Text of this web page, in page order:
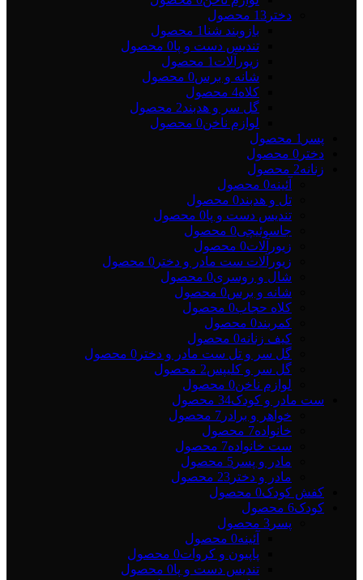
دختر 13 محصول
بازوبند شنا 1 محصول
تندیس دست و پا0 محصول
زیورآلات 1 محصول
شانه و برس0 محصول
کلاه4 محصول
گل سر و هدبند2 محصول
لوازم ناخن0 محصول
پسر 1 محصول
دختر 0 محصول
زنانه2 محصول
آئینه0 محصول
تل و هدبند0 محصول
تندیس دست و پا0 محصول
جاسوئیچی0 محصول
زیورآلات0 محصول
زیورآلات ست مادر و دختر 0 محصول
شال و روسری0 محصول
شانه و برس0 محصول
کلاه حجاب0 محصول
کمربند0 محصول
کیف زنانه0 محصول
گل سر و تل ست مادر و دختر 0 محصول
گل سر و کلیپس2 محصول
لوازم ناخن0 محصول
ست مادر و کودک34 محصول
خواهر و برادر 7 محصول
خانواده7 محصول
ست خانواده7 محصول
مادر و پسر 5 محصول
مادر و دختر 23 محصول
کفش کودک0 محصول
کودک6 محصول
پسر 3 محصول
آئینه0 محصول
پاپیون و کروات0 محصول
تندیس دست و پا0 محصول